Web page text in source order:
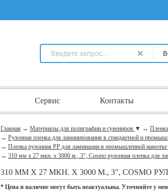
Сервис Контакты
Главная → Материалы для полиграфии и сувениров ▼ →
→ Рулонная пленка для ламинирования в стандартной и
→ Пленка рулонная PP для ламинации в промышленной
→ 310 мм x 27 мкн. х 3000 м., 3", Cosmo рулонная пленка для
310 ММ X 27 МКН. Х 3000 М., 3",
* Цена и наличие могут быть неактуальны. Уточняйте у